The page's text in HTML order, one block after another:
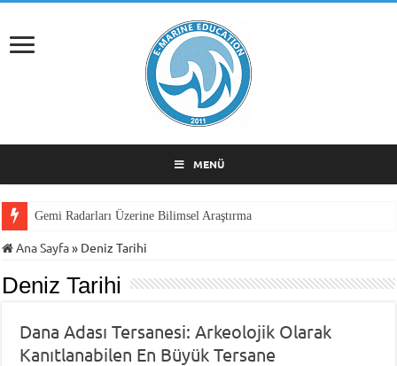
MENÜ
Gemi Radarları Üzerine Bilimsel Araştırma
Ana Sayfa» Deniz Tarihi
Deniz Tarihi
Dana Adası Tersanesi: Arkeolojik Olarak
Kanıtlanabilen En Büyük Tersane